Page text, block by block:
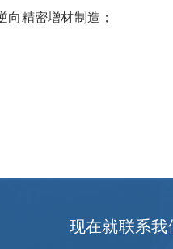
向精密增材制造；
现在就联系我